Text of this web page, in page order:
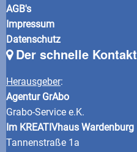
AGB's
Impressum
Datenschutz
Der schnelle Kontakt
Herausgeber:
Agentur GrAbo
Grabo-Service e.K.
Im KREATIVhaus Wardenburg
Tannenstraße 1a